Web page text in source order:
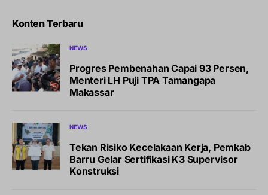
Konten Terbaru
NEWS
Progres Pembenahan Capai 93 Persen,
Menteri LH Puji TPA Tamangapa
Makassar
NEWS
Tekan Risiko Kecelakaan Kerja, Pemkab
Barru Gelar Sertifikasi K3 Supervisor
Konstruksi